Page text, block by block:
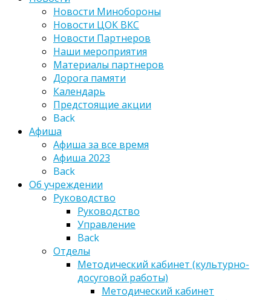
Новости Минобороны
Новости ЦОК ВКС
Новости Партнеров
Наши мероприятия
Материалы партнеров
Дорога памяти
Календарь
Предстоящие акции
Back
Афиша
Афиша за все время
Афиша 2023
Back
Об учреждении
Руководство
Руководство
Управление
Back
Отделы
Методический кабинет (культурно-
досуговой работы)
Методический кабинет